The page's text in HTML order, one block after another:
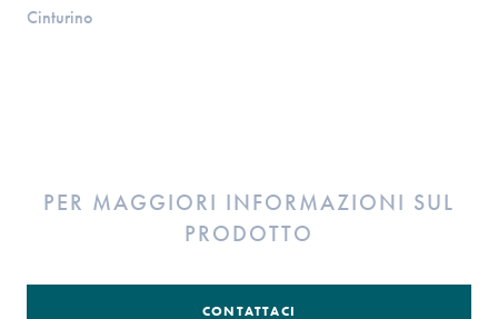
Cinturino
PER MAGGIORI INFORMAZIONI SUL
PRODOTTO
CONTATTACI